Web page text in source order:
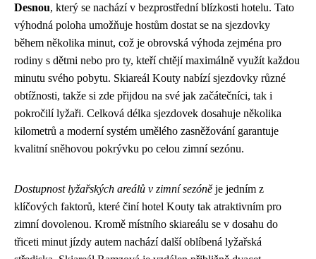
Desnou, který se nachází v bezprostřední blízkosti hotelu. Tato
výhodná poloha umožňuje hostům dostat se na sjezdovky
během několika minut, což je obrovská výhoda zejména pro
rodiny s dětmi nebo pro ty, kteří chtějí maximálně využít každou
minutu svého pobytu. Skiareál Kouty nabízí sjezdovky různé
obtížnosti, takže si zde přijdou na své jak začátečníci, tak i
pokročilí lyžaři. Celková délka sjezdovek dosahuje několika
kilometrů a moderní systém umělého zasněžování garantuje
kvalitní sněhovou pokrývku po celou zimní sezónu.
Dostupnost lyžařských areálů v zimní sezóně je jedním z
klíčových faktorů, které činí hotel Kouty tak atraktivním pro
zimní dovolenou. Kromě místního skiareálu se v dosahu do
třiceti minut jízdy autem nachází další oblíbená lyžařská